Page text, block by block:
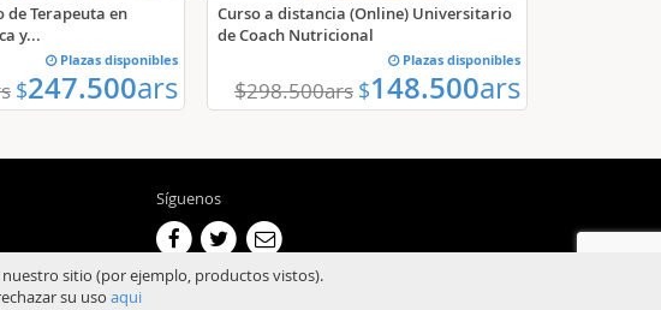
de Terapeuta en
y...
Plazas disponibles
$247.500ars
Curso a distancia (Online) Universitario
de Coach Nutricional
Plazas disponibles
$298.500ars $148.500ars
Síguenos
sitio (por ejemplo, productos vistos).
su uso aqui